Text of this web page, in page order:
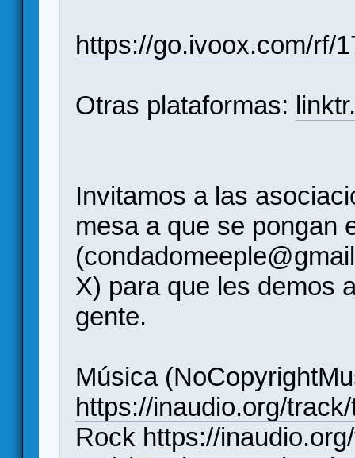
https://go.ivoox.com/rf/
Otras plataformas:
Invitamos a las
mesa a que se pongan
X) para que les demos
gente.
Música
https://inaudio.org/
Rock https://